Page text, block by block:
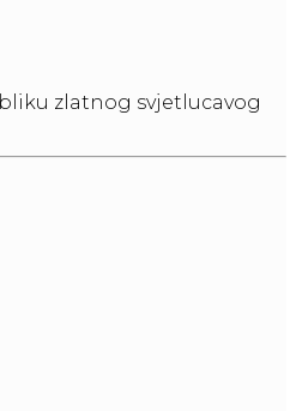
zlatnog svjetlucavog